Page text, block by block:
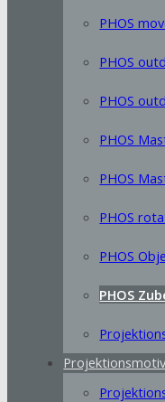
PHOS
PHOS
PHOS
PHOS
PHOS
PHOS
PHOS
PHOS